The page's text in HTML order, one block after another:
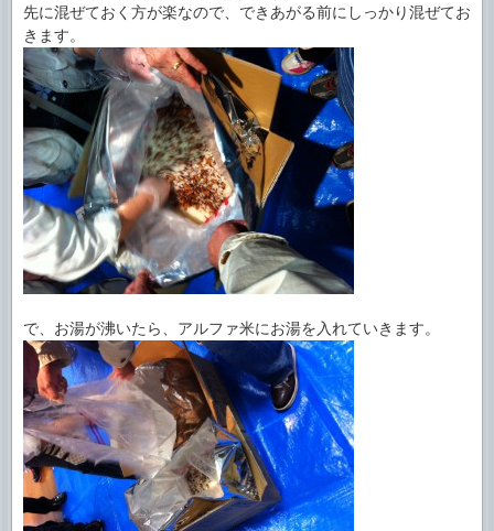
先に混ぜておく方が楽なので、できあがる前にしっかり混ぜてお
きます。
で、お湯が沸いたら、アルファ米にお湯を入れていきます。